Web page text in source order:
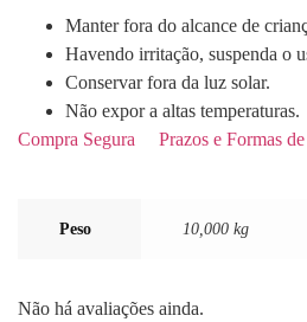
Manter fora do alcance de
Havendo irritação, suspenda o
Conservar fora da luz solar.
Não expor a altas temperaturas.
Compra Segura
Prazos e Formas
Peso 10,000 kg
Não há avaliações ainda.